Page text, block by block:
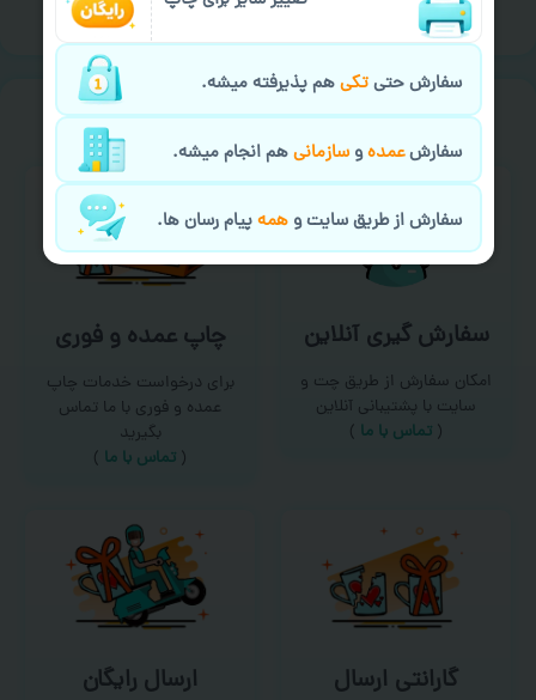
خیالت راحت ازسفارش گیری
سفارش گیری آنلاین
امکان سفارش از طریق چت و
سایت با پشتیبانی آنلاین
( تماس با ما‌ )
چاپ عمده و فوری
برای درخواست خدمات چاپ
عمده و فوری با ما تماس
بگیرید
( تماس با ما )
گارانتی ارسال ارسال رایگان
سفارش حتیتکیهم پذیرفته میشه.
سفارشعمدهوسازمانیهم انجام میشه.
سفارش از طریق سایت وهمهپیام رسان ها.